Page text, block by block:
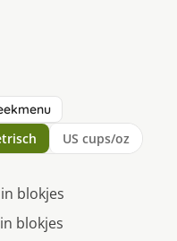
US cups/oz
blokjes
blokjes